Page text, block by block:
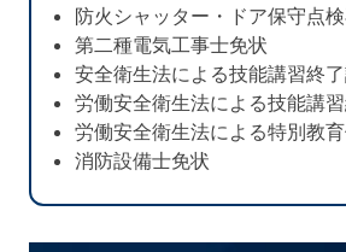
防火シャッター・ドア保守点
第二種電気工事士免状
安全衛生法による技能講習終
労働安全衛生法による技能講
労働安全衛生法による特別教
消防設備士免状